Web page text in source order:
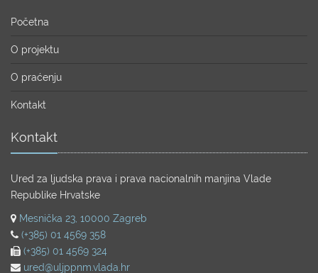
Početna
O projektu
O praćenju
Kontakt
Kontakt
Ured za ljudska prava i prava nacionalnih manjina Vlade
Republike Hrvatske
Mesnička 23, 10000 Zagreb
(+385) 01 4569 358
(+385) 01 4569 324
ured@uljppnm.vlada.hr